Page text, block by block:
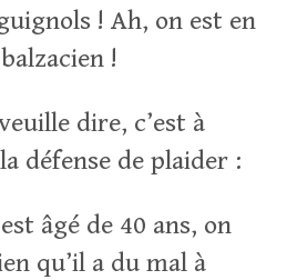
! Ah, on est en
!
dire, c’est à
défense de plaider :
âgé de 40 ans, on
qu’il a du mal à